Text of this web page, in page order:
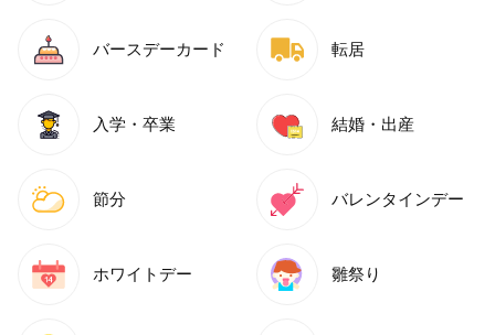
バースデーカード 転居
入学・卒業 結婚・出産
節分 バレンタインデー
ホワイトデー 雛祭り